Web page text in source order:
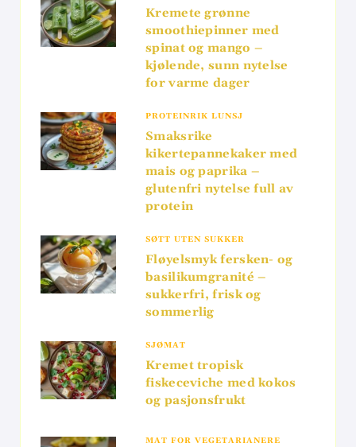
Kremete grønne
smoothiepinner med
spinat og mango –
kjølende, sunn nytelse
for varme dager
PROTEINRIK LUNSJ
Smaksrike
kikertepannekaker med
mais og paprika –
glutenfri nytelse full av
protein
SØTT UTEN SUKKER
Fløyelsmyk fersken- og
basilikumgranité –
sukkerfri, frisk og
sommerlig
SJØMAT
Kremet tropisk
fiskeceviche med kokos
og pasjonsfrukt
MAT FOR VEGETARIANERE